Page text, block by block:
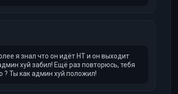
я знал что он идёт НТ и он выходит
хуй забил! Ещё раз повторюсь, тебя
? Ты как админ хуй положил!